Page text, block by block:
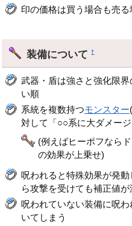
印の価格は買う場合も売
装備について†
武器・盾は強さと強化限界
い順
系統を複数持つモンスター
対して「○○系に大ダメー
(例えばヒーポフなら
の効果が上乗せ)
呪われると特殊効果が発
ら攻撃を受けても補正値が
呪われていない装備に呪
いてしまう